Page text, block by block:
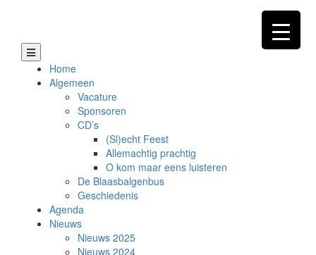
Home
Algemeen
Vacature
Sponsoren
CD’s
(Sl)echt Feest
Allemachtig prachtig
O kom maar eens luisteren
De Blaasbalgenbus
Geschiedenis
Agenda
Nieuws
Nieuws 2025
Nieuws 2024